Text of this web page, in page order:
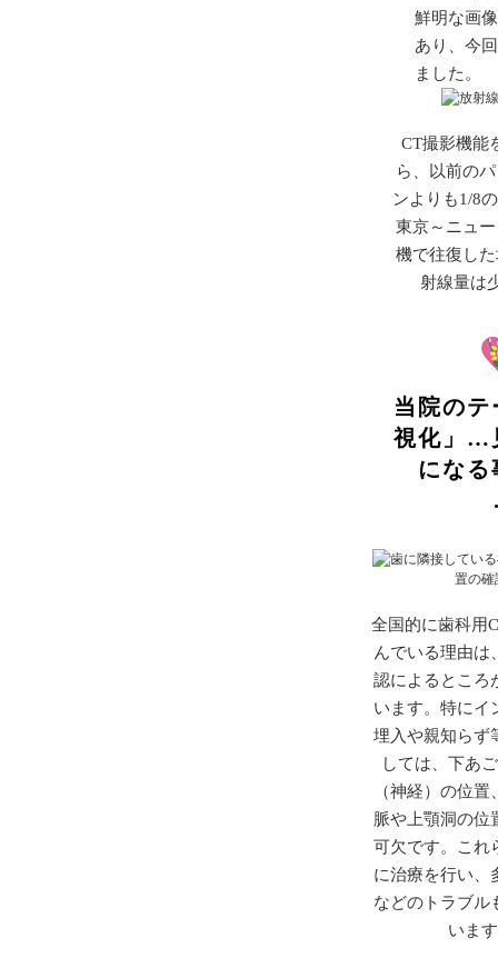
鮮明な画
あり、今
ました。
放射
CT撮影機能
ら、以前の
ンよりも1/8
東京～ニュ
機で往復し
射線量は
当院の
視化」…
にな
歯に隣接してい
置の確
全国的に歯科用
んでいる理由は
認によるところ
います。特にイ
埋入や親知らず
しては、下あ
（神経）の位
脈や上顎洞の位
可欠です。これ
に治療を行い、
などのトラブル
いま